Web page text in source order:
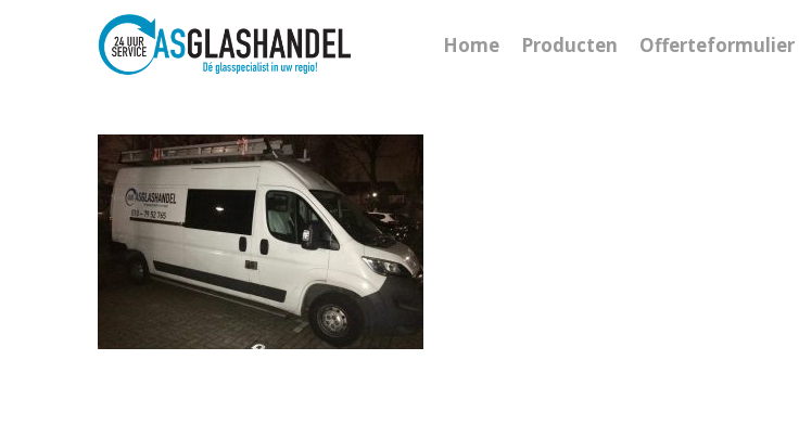
Hit enter to search or ESC to close
Home Producten Offerteformulier